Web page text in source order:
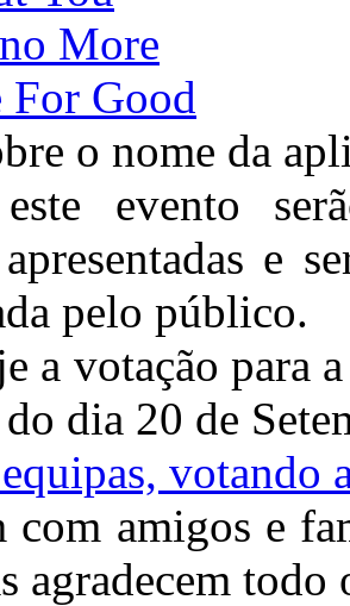
More
For Good
o nome da
evento
e
pelo público.
a votação para
dia 20 de
votando
com amigos e
agradecem